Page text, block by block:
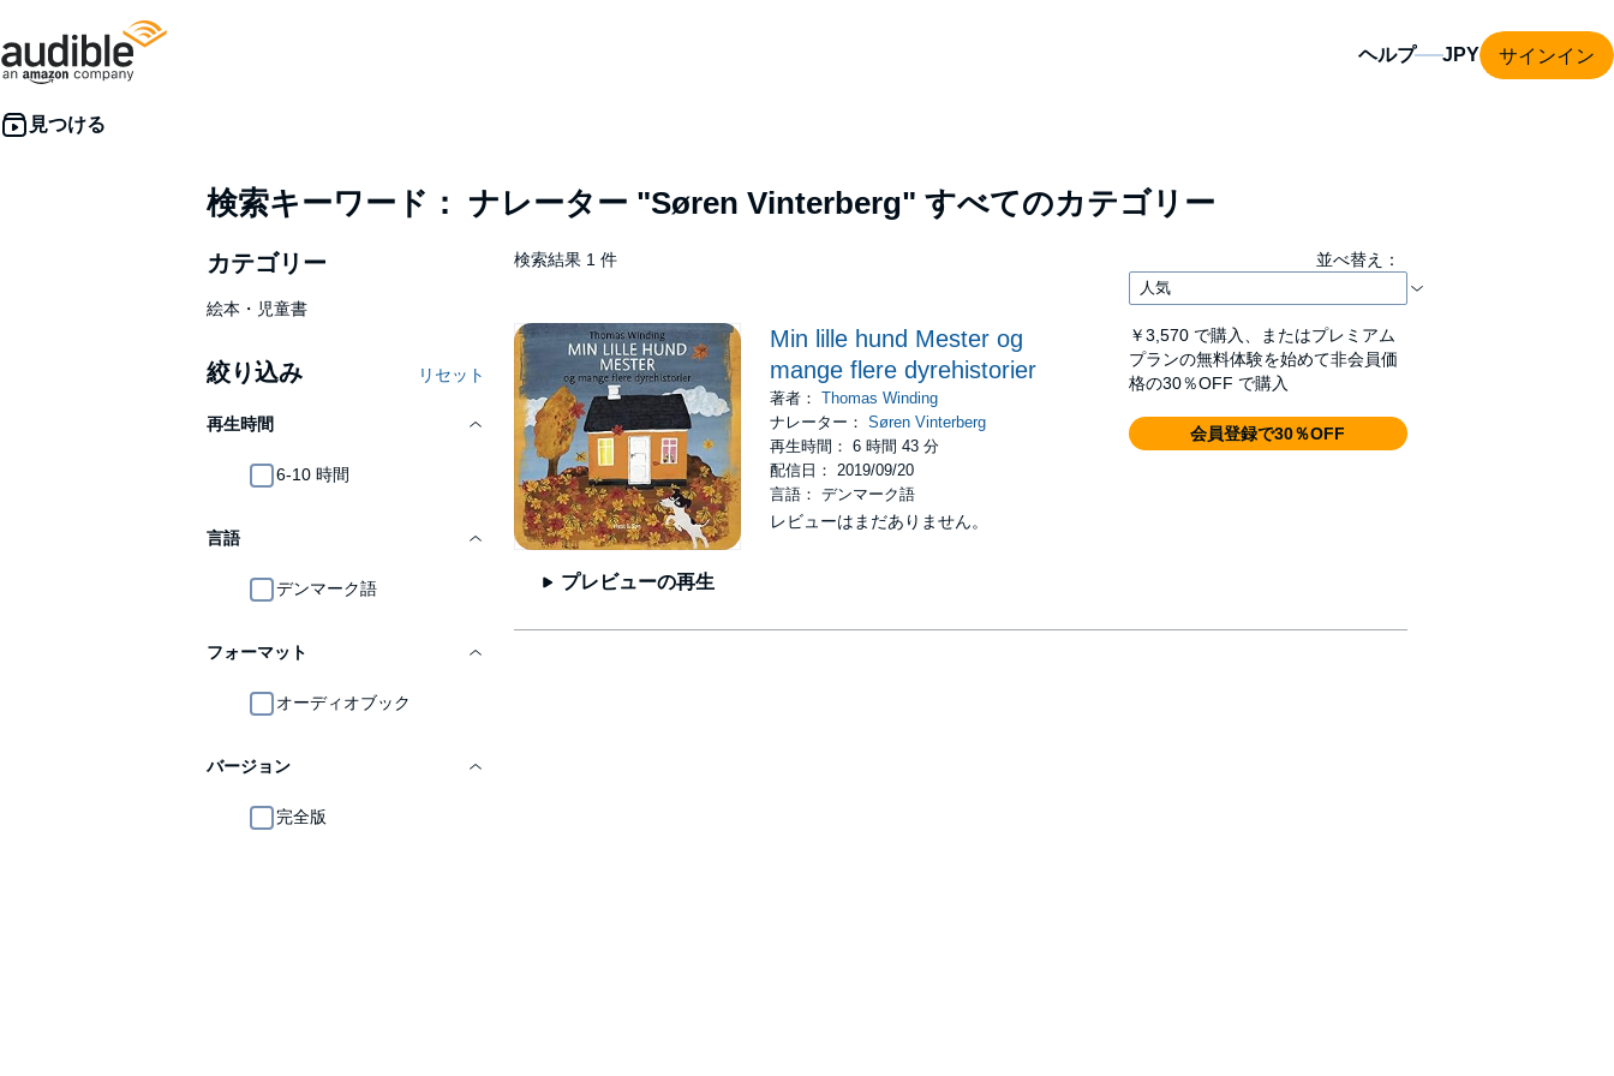
ヘルプ サインイン
検索キーワード： ナレーター "Søren Vinterberg" すべてのカテゴリー
カテゴリー
絵本・児童書
絞り込み リセット
再生時間
6-10 時間
言語
デンマーク語
フォーマット
オーディオブック
バージョン
完全版
検索結果 1 件 並べ替え：
プレビューの再生
Min lille hund Mester og
mange flere dyrehistorier
著者：Thomas Winding
ナレーター：Søren Vinterberg
再生時間： 6 時間 43 分
配信日： 2019/09/20
言語： デンマーク語
レビューはまだありません。
￥3,570 で購入、またはプレミアム
プランの無料体験を始めて非会員価
格の30％OFF で購入
会員登録で30％OFF